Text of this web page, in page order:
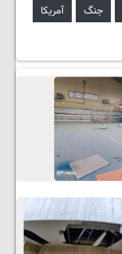
جنگ
آمریکا